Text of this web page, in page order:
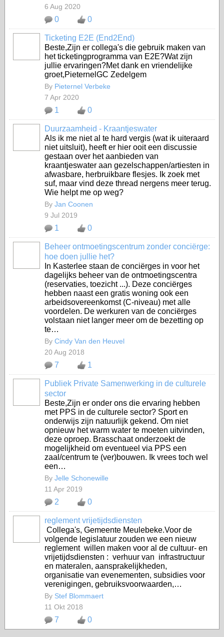
6 Aug 2020
0 0
Ticketing E2E (End2End)
Beste,Zijn er collega's die gebruik maken van
het ticketingprogramma van E2E?Wat zijn
jullie ervaringen?Met dank en vriendelijke
groet,PieternelGC Zedelgem
By Pieternel Verbeke
7 Apr 2020
1 0
Duurzaamheid - Kraantjeswater
Als ik me niet al te hard vergis (wat ik uiteraard
niet uitsluit), heeft er hier ooit een discussie
gestaan over het aanbieden van
kraantjeswater aan gezelschappen/artiesten in
afwasbare, herbruikbare flesjes. Ik zoek met
suf, maar vind deze thread nergens meer terug.
Wie helpt me op weg?
By Jan Coonen
9 Jul 2019
1 0
Beheer ontmoetingscentrum zonder conciërge:
hoe doen jullie het?
In Kasterlee staan de conciërges in voor het
dagelijks beheer van de ontmoetingscentra
(reservaties, toezicht ...). Deze conciërges
hebben naast een gratis woning ook een
arbeidsovereenkomst (C-niveau) met alle
voordelen. De werkuren van de conciërges
volstaan niet langer meer om de bezetting op
te…
By Cindy Van den Heuvel
20 Aug 2018
7 1
Publiek Private Samenwerking in de culturele
sector
Beste,Zijn er onder ons die ervaring hebben
met PPS in de culturele sector? Sport en
onderwijs zijn natuurlijk gekend. Om niet
opnieuw het warm water te moeten uitvinden,
deze oproep. Brasschaat onderzoekt de
mogelijkheid om eventueel via PPS een
zaal/centrum te (ver)bouwen. Ik vrees toch wel
een…
By Jelle Schonewille
11 Apr 2019
2 0
reglement vrijetijdsdiensten
Collega's, Gemeente Meulebeke.Voor de
volgende legislatuur zouden we een nieuw
reglement willen maken voor al de cultuur- en
vrijetijdsdiensten : verhuur van infrastructuur
en materalen, aansprakelijkheden,
organisatie van evenementen, subsidies voor
verenigingen, gebruiksvoorwaarden,…
By Stef Blommaert
11 Okt 2018
7 0